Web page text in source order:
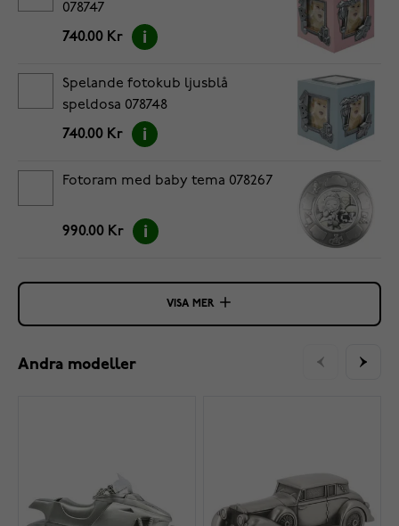
078747
740.00 Kr
Spelande fotokub ljusblå
speldosa 078748
740.00 Kr
Fotoram med baby tema 078267
990.00 Kr
VISA MER
Andra modeller